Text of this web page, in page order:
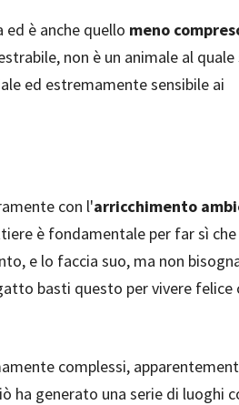
è anche quello meno
non è un animale al quale
ed estremamente sensibile ai
con l'arricchimento
è fondamentale per far sì
e lo faccia suo, ma non
basti questo per vivere felice
complessi,
ha generato una serie di luoghi